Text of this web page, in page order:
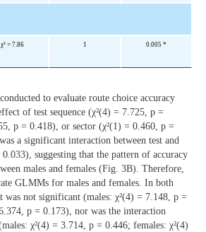
χ² = 7.86 1 0.005 *
to evaluate route choice accuracy
of test sequence (χ²(4) = 7.725, p =
p = 0.418), or sector (χ²(1) = 0.460, p =
a significant interaction between test and
suggesting that the pattern of accuracy
males and females (Fig. 3B). Therefore,
GLMMs for males and females. In both
was not significant (males: χ²(4) = 7.148, p =
p = 0.173), nor was the interaction
χ²(4) = 3.714, p = 0.446; females: χ²(4)